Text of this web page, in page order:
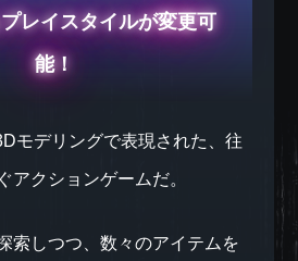
レイスタイルが変更可
能！
モデリングで表現された、往
アクションゲームだ。
索しつつ、数々のアイテムを